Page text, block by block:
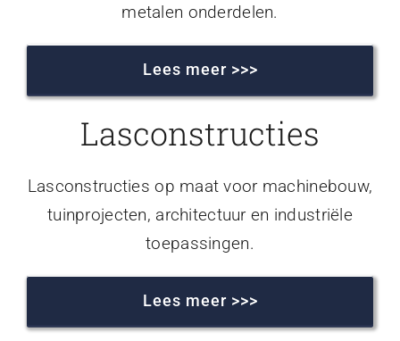
metalen onderdelen.
Lees meer >>>
Lasconstructies
Lasconstructies op maat voor machinebouw,
tuinprojecten, architectuur en industriële
toepassingen.
Lees meer >>>